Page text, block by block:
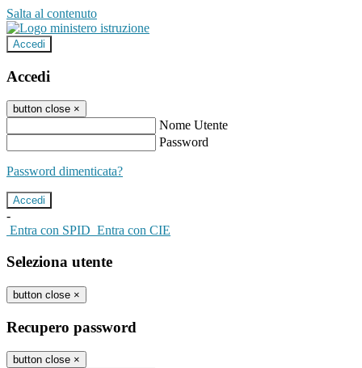
Salta al contenuto
Accedi
Accedi
button close ×
Nome Utente
Password
Password dimenticata?
-
Entra con SPID Entra con CIE
Seleziona utente
button close ×
Recupero password
button close ×